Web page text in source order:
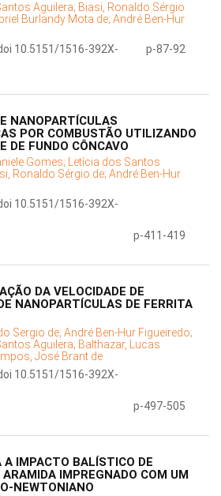
Aguilera; Biasi, Ronaldo Sérgio
Burlandy Mota de; André Ben-Hur
10.5151/1516-392X-
p-87-92
NANOPARTÍCULAS
POR COMBUSTÃO UTILIZANDO
DE FUNDO CÔNCAVO
Gomes; Letícia dos Santos
Ronaldo Sérgio de; André Ben-Hur
10.5151/1516-392X-
p-411-419
DA VELOCIDADE DE
NANOPARTÍCULAS DE FERRITA
Sergio de; André Ben-Hur Figueiredo;
Aguilera; Balthazar, Lucas
José Brant de
10.5151/1516-392X-
p-497-505
A IMPACTO BALÍSTICO DE
ARAMIDA IMPREGNADO COM UM
NEWTONIANO